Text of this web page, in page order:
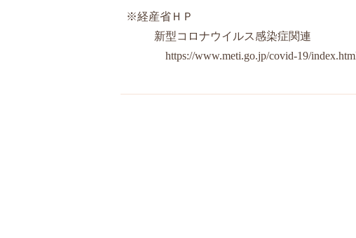
※経産省ＨＰ
新型コロナウイルス感染症関連
https://www.meti.go.jp/covid-19/